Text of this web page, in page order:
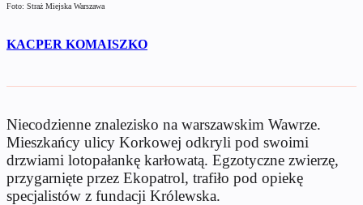
Foto: Straż Miejska Warszawa
KACPER KOMAISZKO
Niecodzienne znalezisko na warszawskim Wawrze.
Mieszkańcy ulicy Korkowej odkryli pod swoimi
drzwiami lotopałankę karłowatą. Egzotyczne zwierzę,
przygarnięte przez Ekopatrol, trafiło pod opiekę
specjalistów z fundacji Królewska.